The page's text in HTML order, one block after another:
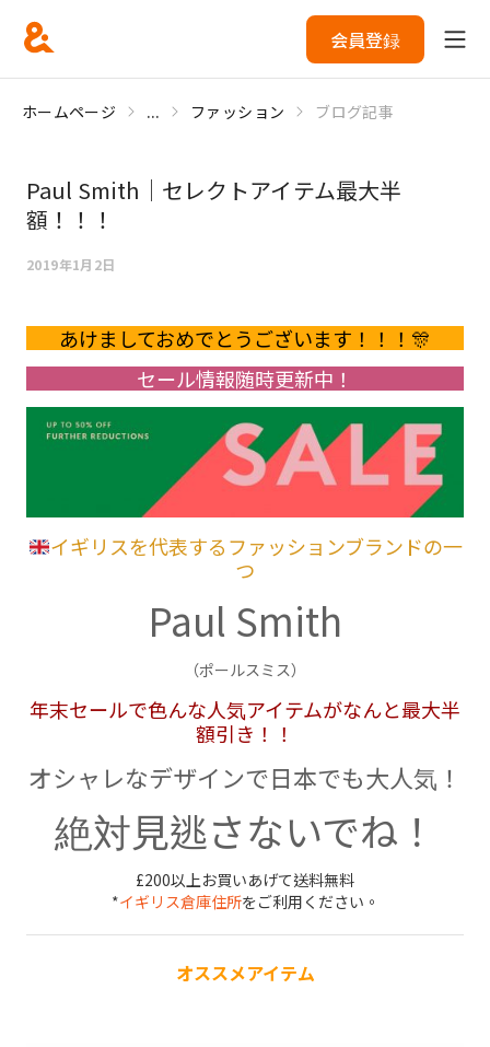
会員登録
ホームページ ... ファッション ブログ記事
Paul Smith｜セレクトアイテム最大半
額！！！
2019年1月2日
あけましておめでとうございます！！！🎊
セール情報随時更新中！
イギリスを代表するファッションブランドの一
つ
Paul Smith
（ポールスミス）
年末セールで色んな人気アイテムがなんと最大半
額引き！！
オシャレなデザインで日本でも大人気！
絶対見逃さないでね！
£200以上お買いあげて送料無料
*イギリス倉庫住所をご利用ください。
オススメアイテム